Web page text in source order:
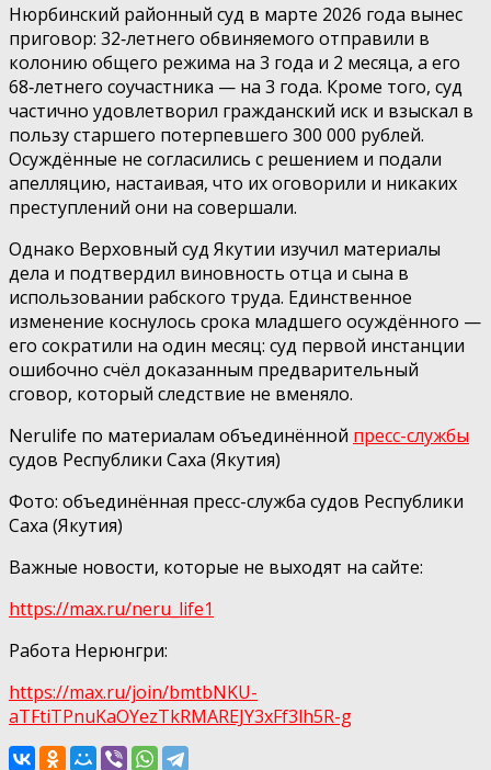
Нюрбинский районный суд в марте 2026 года вынес
приговор: 32‑летнего обвиняемого отправили в
колонию общего режима на 3 года и 2 месяца, а его
68‑летнего соучастника — на 3 года. Кроме того, суд
частично удовлетворил гражданский иск и взыскал в
пользу старшего потерпевшего 300 000 рублей.
Осуждённые не согласились с решением и подали
апелляцию, настаивая, что их оговорили и никаких
преступлений они на совершали.
Однако Верховный суд Якутии изучил материалы
дела и подтвердил виновность отца и сына в
использовании рабского труда. Единственное
изменение коснулось срока младшего осуждённого —
его сократили на один месяц: суд первой инстанции
ошибочно счёл доказанным предварительный
сговор, который следствие не вменяло.
Nerulife по материалам объединённой пресс-службы
судов Республики Саха (Якутия)
Фото: объединённая пресс-служба судов Республики
Саха (Якутия)
Важные новости, которые не выходят на сайте:
https://max.ru/neru_life1
Работа Нерюнгри:
https://max.ru/join/bmtbNKU-
aTFtiTPnuKaOYezTkRMAREJY3xFf3lh5R-g